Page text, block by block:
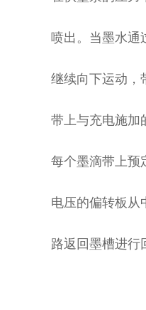
喷出。当墨水通
继续向下运动，
带上与充电施加
每个墨滴带上预
电压的偏转板从
路返回墨槽进行